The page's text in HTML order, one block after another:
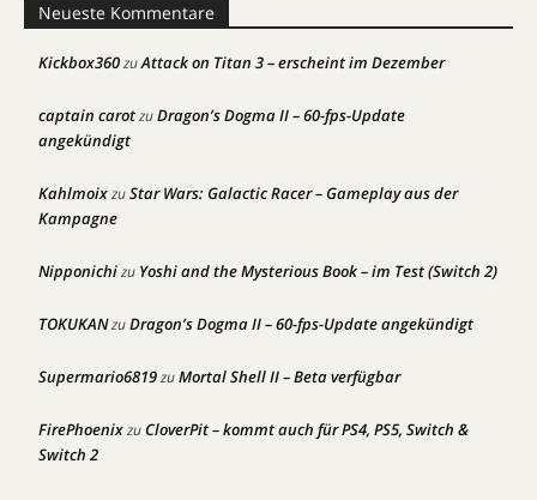
Neueste Kommentare
Kickbox360zuAttack on Titan 3 – erscheint im Dezember
captain carotzuDragon’s Dogma II – 60-fps-Update
angekündigt
KahlmoixzuStar Wars: Galactic Racer – Gameplay aus der
Kampagne
Nipponichizu Yoshi and the Mysterious Book – im Test (Switch 2)
TOKUKANzuDragon’s Dogma II – 60-fps-Update angekündigt
Supermario6819zuMortal Shell II – Beta verfügbar
FirePhoenixzuCloverPit – kommt auch für PS4, PS5, Switch &
Switch 2